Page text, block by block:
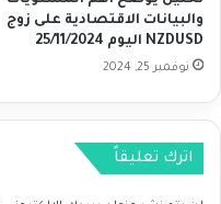
ق
ت
ا
ي
ة
والبيانات الاقتصادية على زوج
NZDUSD اليوم 25/11/2024
نوفمبر 25, 2024
اترك تعليقاً